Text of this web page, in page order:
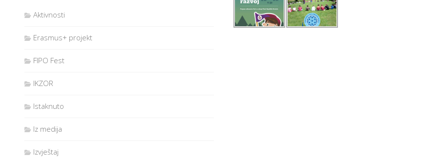
Aktivnosti
Erasmus+ projekt
FIPO Fest
IKZOR
Istaknuto
Iz medija
Izvještaj